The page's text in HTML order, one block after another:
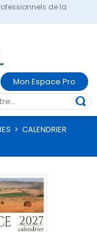
de la
Mon Espace Pro
> CALENDRIER